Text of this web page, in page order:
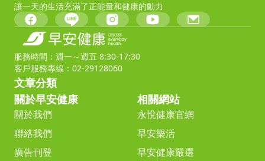
讓一天的生活充滿了正能量和健康的動力
服務時間：週一～週五 8:30-17:30
客戶服務專線：02-29128060
文章分類
關於早安健康
關於我們
聯絡我們
廣告刊登
相關網站
永悅健康官網
早安樂活
早安健康嚴選